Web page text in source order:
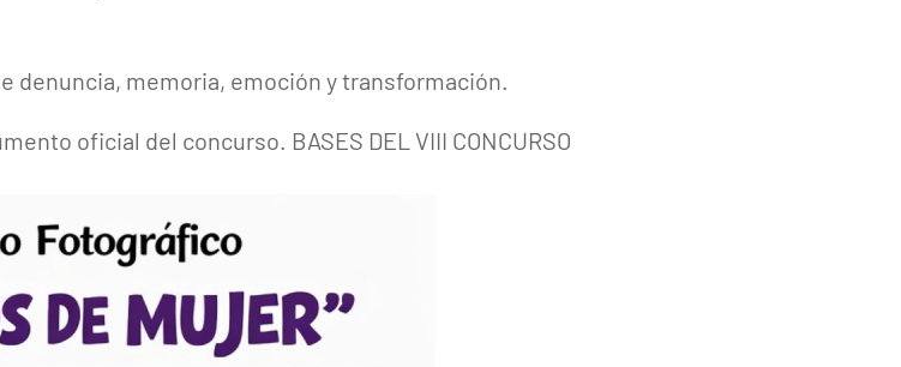
denuncia, memoria, emoción y transformación.
oficial del concurso. BASES DEL VIII CONCURSO